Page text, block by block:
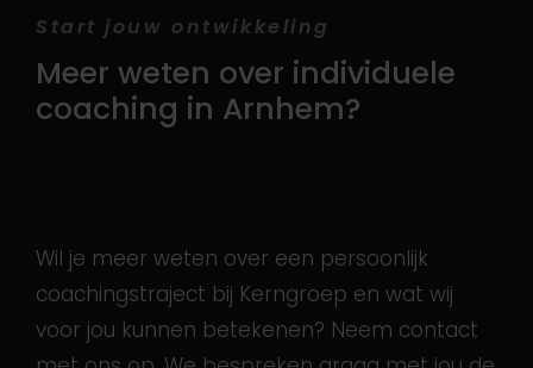
Start jouw ontwikkeling
Meer weten over individuele
coaching in Arnhem?
Wil je meer weten over een persoonlijk
coachingstraject bij Kerngroep en wat wij
voor jou kunnen betekenen? Neem contact